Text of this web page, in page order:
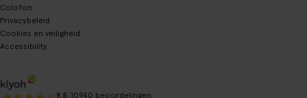
Colofon
Privacybeleid
Cookies en veiligheid
Accessibility
9.5 10940 beoordelingen